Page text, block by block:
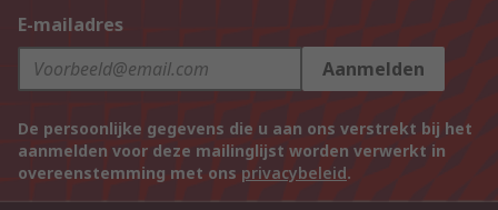
E-mailadres
Aanmelden
De persoonlijke gegevens die u aan ons verstrekt bij het
aanmelden voor deze mailinglijst worden verwerkt in
overeenstemming met ons privacybeleid.